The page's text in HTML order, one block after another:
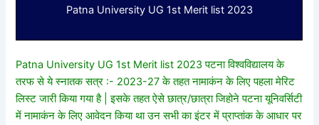
Patna University UG 1st Merit list 2023
Patna University UG 1st Merit list 2023 पटना विश्वविद्यालय के
तरफ से ये स्नातक सत्र :- 2023-27 के तहत नामाकंन के लिए पहला मेरिट
लिस्ट जारी किया गया है | इसके तहत ऐसे छात्र/छात्रा जिहोने पटना यूनिवर्सिटी
में नामाकंन के लिए आवेदन किया था उन सभी का इंटर में प्राप्तांक के आधार पर